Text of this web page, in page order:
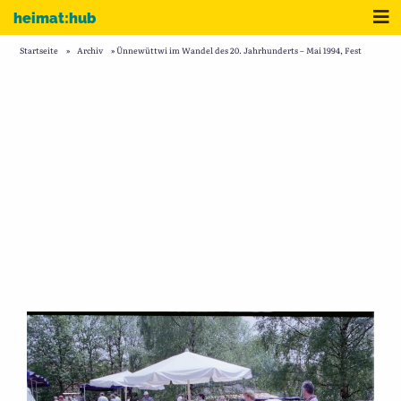
Zum Inhalt
heimat:hub
Startseite » Archiv »Ünnewüttwi im Wandel des 20. Jahrhunderts – Mai 1994, Fest